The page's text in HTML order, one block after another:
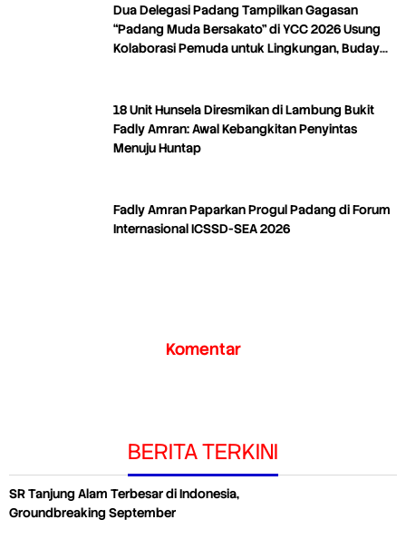
Dua Delegasi Padang Tampilkan Gagasan
“Padang Muda Bersakato” di YCC 2026 Usung
Kolaborasi Pemuda untuk Lingkungan, Budaya,
18 Unit Hunsela Diresmikan di Lambung Bukit
Fadly Amran: Awal Kebangkitan Penyintas
Menuju Huntap
Fadly Amran Paparkan Progul Padang di Forum
Internasional ICSSD-SEA 2026
Komentar
BERITA TERKINI
SR Tanjung Alam Terbesar di Indonesia,
Groundbreaking September